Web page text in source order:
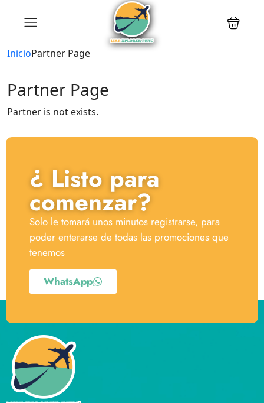
InicioPartner Page
Partner Page
Partner is not exists.
¿ Listo para
comenzar?
Solo le tomará unos minutos registrarse, para
poder enterarse de todas las promociones que
tenemos
WhatsApp